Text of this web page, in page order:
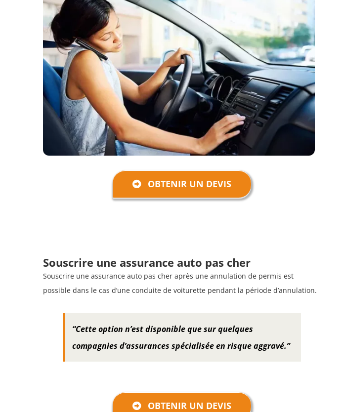
OBTENIR UN DEVIS
Souscrire une assurance auto pas cher
Souscrire une assurance auto pas cher après une annulation de permis est
possible dans le cas d’une conduite de voiturette pendant la période d’annulation.
“Cette option n’est disponible que sur quelques
compagnies d’assurances spécialisée en risque aggravé.”
OBTENIR UN DEVIS